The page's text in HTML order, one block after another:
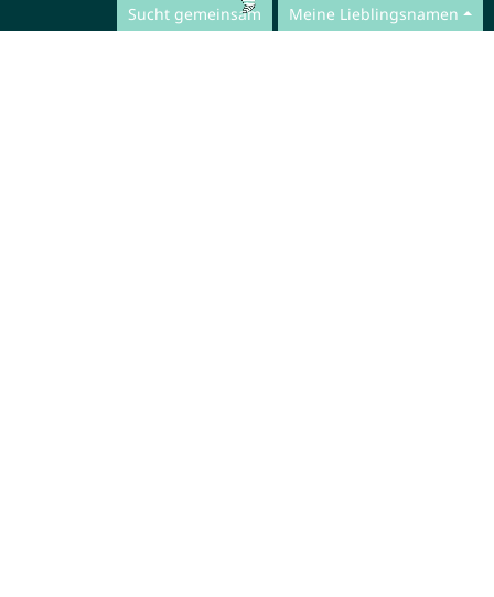
Sucht gemeinsam Meine Lieblingsnamen